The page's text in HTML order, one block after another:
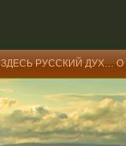
ЗДЕСЬ РУССКИЙ ДУХ…